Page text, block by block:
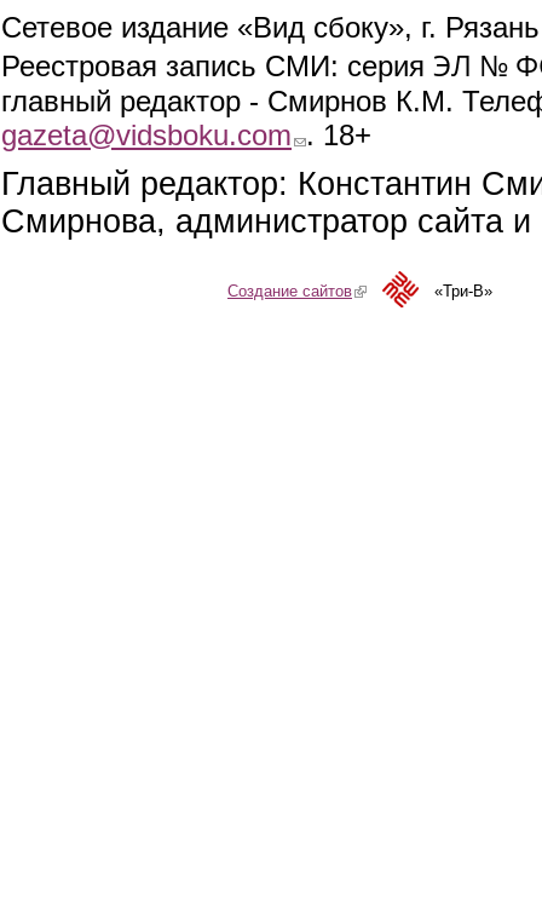
Сетевое издание «Вид сбоку», г.
Реестровая запись СМИ: серия ЭЛ №
главный редактор - Смирнов К.М.
gazeta@vidsboku.com (link sends e-mail)
. 18+
Главный редактор: Константин
Смирнова, администратор сайта
Создание сайтов(link is external)«Три-В»